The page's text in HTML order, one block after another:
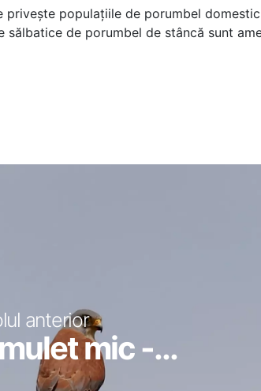
privește populațiile de porumbel
sălbatice de porumbel de stâncă sunt
anterior
mic -...